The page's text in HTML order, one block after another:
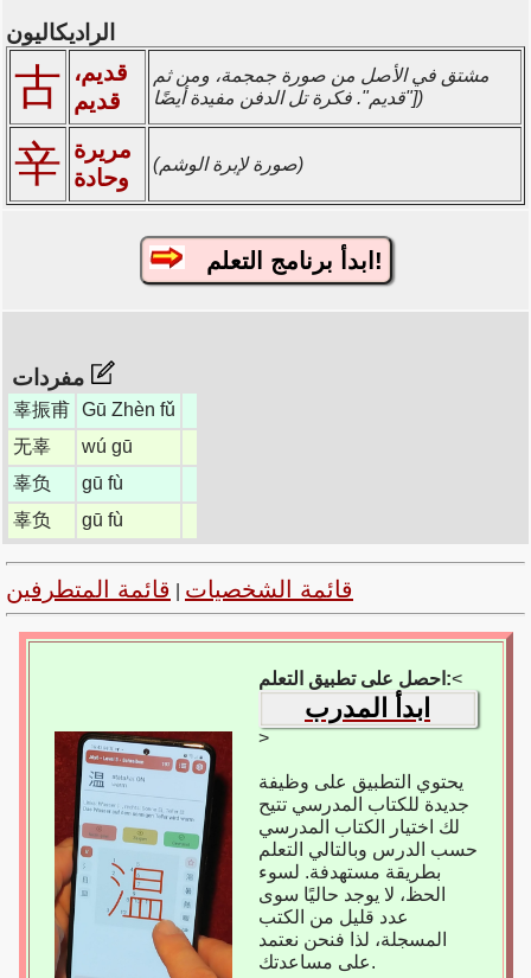
الراديكاليون
古 قديم،
قديم
مشتق في الأصل من صورة جمجمة، ومن ثم
"قديم". فكرة تل الدفن مفيدة أيضًا])
辛 مريرة
وحادة
(صورة لإبرة الوشم)
ابدأ برنامج التعلم!
辜振甫 Gū Zhèn fǔ
无辜
wú gū
辜负
gū fù
辜负
gū fù
قائمة الشخصيات قائمة المتطرفين
احصل على تطبيق التعلم:<
ابدأ المدرب
>
يحتوي التطبيق على وظيفة
جديدة للكتاب المدرسي تتيح
لك اختيار الكتاب المدرسي
حسب الدرس وبالتالي التعلم
بطريقة مستهدفة. لسوء
الحظ، لا يوجد حاليًا سوى
عدد قليل من الكتب
المسجلة، لذا فنحن نعتمد
على مساعدتك.